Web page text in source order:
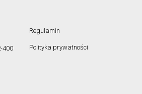
400
Regulamin
Polityka prywatności